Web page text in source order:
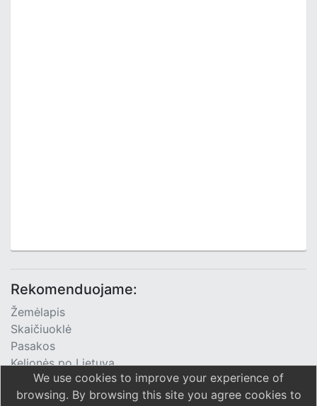
Rekomenduojame:
Žemėlapis
Skaičiuoklė
Pasakos
Kelionės po Lietuvą
TV Programa
We use cookies to improve your experience of
browsing. By browsing this site you agree cookies to